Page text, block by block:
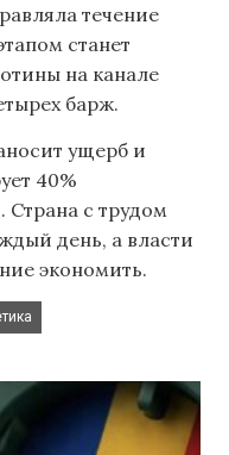
течение
станет
на канале
барж.
ущерб и
40%
Страна с трудом
день, а власти
экономить.